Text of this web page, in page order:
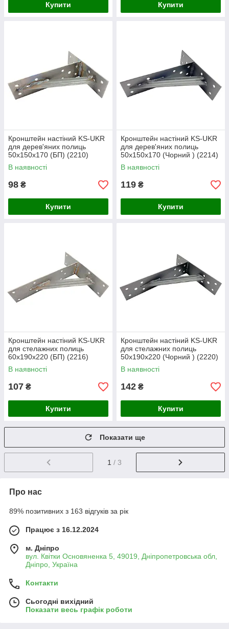
Купити Купити
Кронштейн настіний KS-UKR
для дерев'яних полиць
50х150х170 (БП) (2210)
В наявності
98 ₴
Купити
Кронштейн настіний KS-UKR
для дерев'яних полиць
50х150х170 (Чорний ) (2214)
В наявності
119 ₴
Купити
Кронштейн настіний KS-UKR
для стелажних полиць
60х190х220 (БП) (2216)
В наявності
107 ₴
Купити
Кронштейн настіний KS-UKR
для стелажних полиць
50х190х220 (Чорний ) (2220)
В наявності
142 ₴
Купити
Показати ще
1 / 3
Про нас
89% позитивних з 163 відгуків за рік
Працює з 16.12.2024
м. Дніпро
вул. Квітки Основяненка 5, 49019, Дніпропетровська обл,
Дніпро, Україна
Контакти
Сьогодні вихідний
Показати весь графік роботи